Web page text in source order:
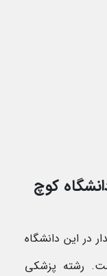
کوچ
در این دانشگاه
رشته پزشکی